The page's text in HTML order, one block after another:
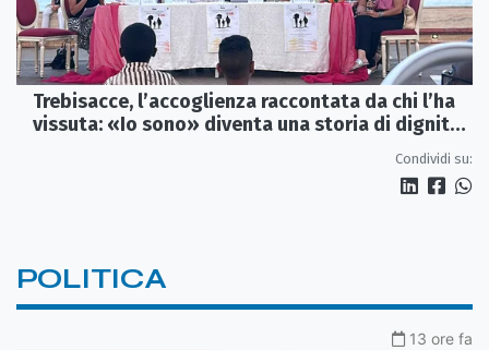
Trebisacce, l’accoglienza raccontata da chi l’ha
vissuta: «Io sono» diventa una storia di dignità
Condividi su:
POLITICA
13 ore fa